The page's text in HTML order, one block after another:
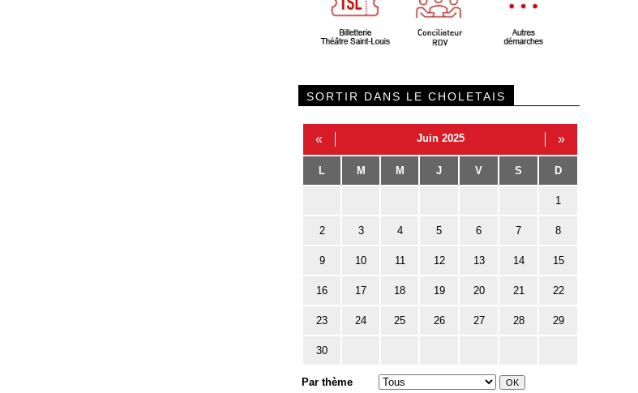
SORTIR DANS LE CHOLETAIS
« Juin 2025 »
L M M J V S D
1
2 3 4 5 6 7 8
9 10 11 12 13 14 15
16 17 18 19 20 21 22
23 24 25 26 27 28 29
30
Par thème